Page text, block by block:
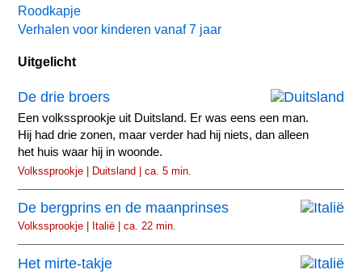
Roodkapje
Verhalen voor kinderen vanaf 7 jaar
Uitgelicht
De drie broers
Een volkssprookje uit Duitsland. Er was eens een man.
Hij had drie zonen, maar verder had hij niets, dan alleen
het huis waar hij in woonde.
Volkssprookje | Duitsland | ca. 5 min.
De bergprins en de maanprinses
Volkssprookje | Italië | ca. 22 min.
Het mirte-takje